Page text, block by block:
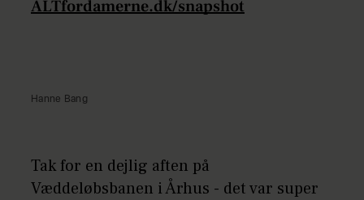
ALTfordamerne.dk/snapshot
Hanne Bang
Tak for en dejlig aften på
Væddeløbsbanen i Århus - det var super